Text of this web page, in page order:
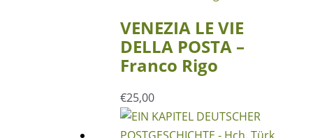
VENEZIA LE VIE
DELLA POSTA –
Franco Rigo
€25,00